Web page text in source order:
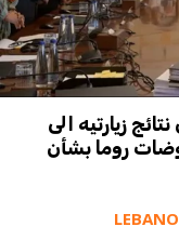
زيارتيه الى
روما بشأن